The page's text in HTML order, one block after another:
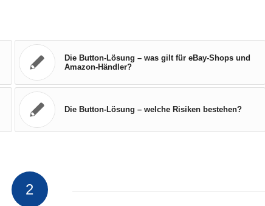
Die Button-Lösung – was gilt für eBay-Shops und
Amazon-Händler?
Die Button-Lösung – welche Risiken bestehen?
2